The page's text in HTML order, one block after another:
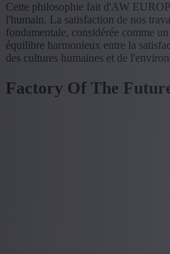
Cette philosophie fait d'AW
l'humain. La satisfaction de nos
fondamentale, considérée comme
équilibre harmonieux entre la
des cultures humaines et de
Factory Of The